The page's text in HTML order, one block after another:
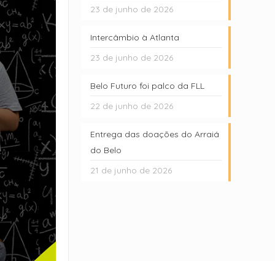
23 de junho de 2026
Intercâmbio à Atlanta
23 de junho de 2026
Belo Futuro foi palco da FLL
22 de junho de 2026
Entrega das doações do Arraiá
do Belo
21 de junho de 2026